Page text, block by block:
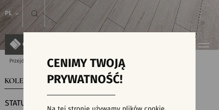
PL
Przejdź do strony głównej Kolekcje
KOLEKCJE WYSZUKIWARKA PŁYTEK
STATUS
CENIMY TWOJĄ
PRYWATNOŚĆ!